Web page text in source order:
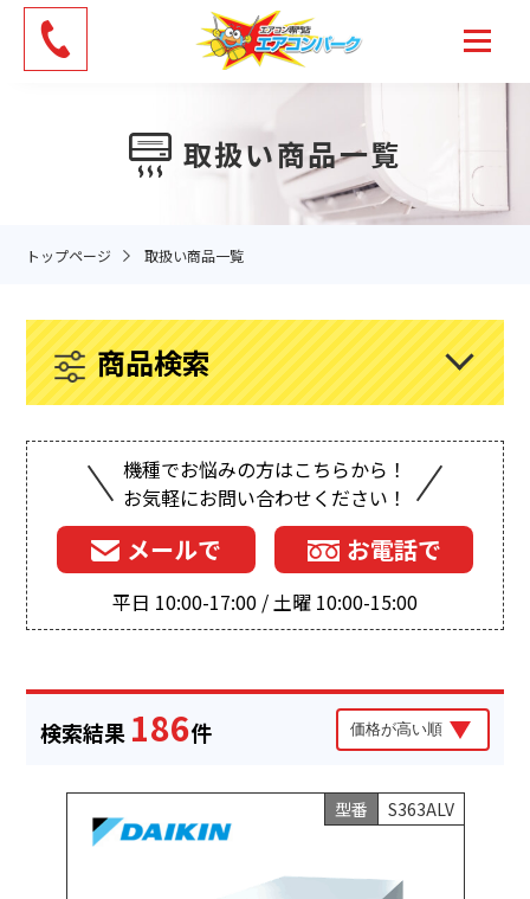
Skip
the
取扱い商品一覧
トップページ 取扱い商品一覧
商品検索
機種でお悩みの方はこちらから！
お気軽にお問い合わせください！
メールで お電話で
平日 10:00-17:00 / 土曜 10:00-15:00
検索結果 186件
型番 S363ALV